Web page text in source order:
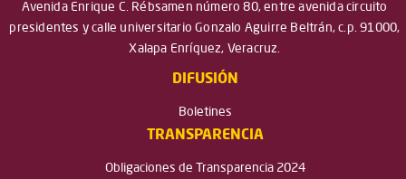
Avenida Enrique C. Rébsamen número 80, entre avenida circuito
presidentes y calle universitario Gonzalo Aguirre Beltrán, c.p. 91000,
Xalapa Enríquez, Veracruz.
DIFUSIÓN
Boletines
TRANSPARENCIA
Obligaciones de Transparencia 2024